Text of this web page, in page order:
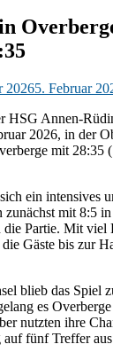
20265. Februar
HSG Annen-
2026, in der
mit 28:35
ein intensives
zunächst mit 8:5
Partie. Mit viel
Gäste bis zur
blieb das Spiel
es
nutzten ihre
auf fünf Treffer